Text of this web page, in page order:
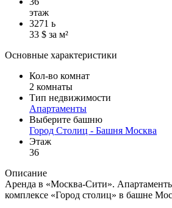
этаж
3271 ь
33 $ за м²
Основные характеристики
Кол-во комнат
2 комнаты
Тип недвижимости
Апартаменты
Выберите башню
Город Столиц - Башня Москва
Этаж
36
Описание
Аренда в «Москва-Сити».
комплексе «Город столиц» в башне